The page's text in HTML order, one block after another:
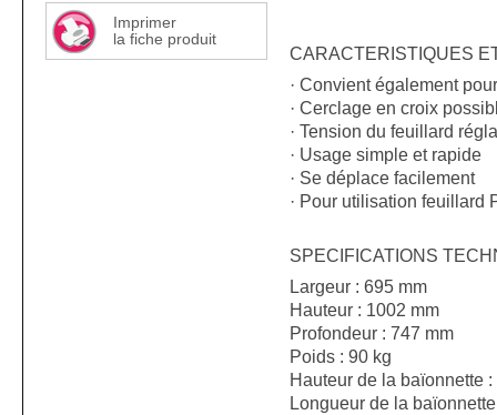
Imprimer
la fiche produit
CARACTERISTIQUES
· Convient également
· Cerclage en croix
· Tension du feuillard
· Usage simple et rapide
· Se déplace facilement
· Pour utilisation feuillard
SPECIFICATIONS
Largeur : 695 mm
Hauteur : 1002 mm
Profondeur : 747 mm
Poids : 90 kg
Hauteur de la baïonnette
Longueur de la